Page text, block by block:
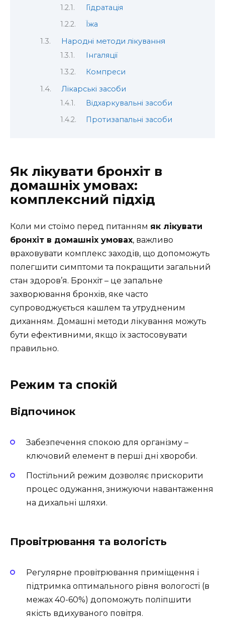
Гідратація
Їжа
Народні методи лікування
Інгаляції
Компреси
Лікарські засоби
Відхаркувальні засоби
Протизапальні засоби
Як лікувати бронхіт в
домашніх умовах:
комплексний підхід
Коли ми стоїмо перед питанням як лікувати
бронхіт в домашніх умовах, важливо
враховувати комплекс заходів, що допоможуть
полегшити симптоми та покращити загальний
стан здоров’я. Бронхіт – це запальне
захворювання бронхів, яке часто
супроводжується кашлем та утрудненим
диханням. Домашні методи лікування можуть
бути ефективними, якщо їх застосовувати
правильно.
Режим та спокій
Відпочинок
Забезпечення спокою для організму –
ключовий елемент в перші дні хвороби.
Постільний режим дозволяє прискорити
процес одужання, знижуючи навантаження
на дихальні шляхи.
Провітрювання та вологість
Регулярне провітрювання приміщення і
підтримка оптимального рівня вологості (в
межах 40-60%) допоможуть поліпшити
якість вдихуваного повітря.